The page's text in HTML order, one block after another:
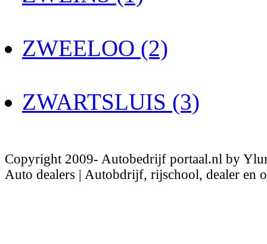
ZWEELOO (2)
ZWARTSLUIS (3)
Copyright 2009- Autobedrijf portaal.nl by
Auto dealers | Autobdrijf, rijschool, dealer en